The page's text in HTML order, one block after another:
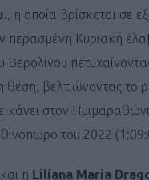
, η οποία βρίσκεται σε
Κυριακή
Βερολίνου
θέση, βελτιώνοντας το
κάνει στον
του 2022
η Liliana Maria